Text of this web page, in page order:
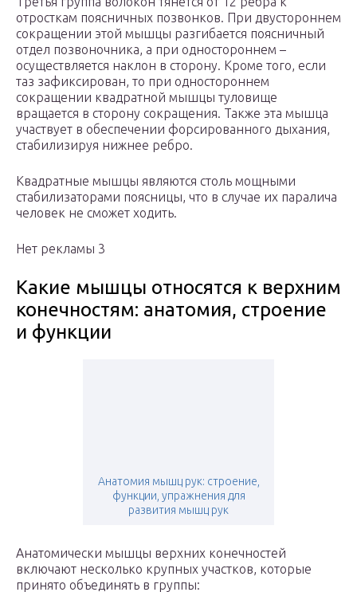
отросткам поясничных позвонков. При двустороннем
сокращении этой мышцы разгибается поясничный
отдел позвоночника, а при одностороннем –
осуществляется наклон в сторону. Кроме того, если
таз зафиксирован, то при одностороннем
сокращении квадратной мышцы туловище
вращается в сторону сокращения. Также эта мышца
участвует в обеспечении форсированного дыхания,
стабилизируя нижнее ребро.
Квадратные мышцы являются столь мощными
стабилизаторами поясницы, что в случае их паралича
человек не сможет ходить.
Нет рекламы 3
Какие мышцы относятся к верхним
конечностям: анатомия, строение
и функции
Анатомия мышц рук: строение,
функции, упражнения для
развития мышц рук
Анатомически мышцы верхних конечностей
включают несколько крупных участков, которые
принято объединять в группы: